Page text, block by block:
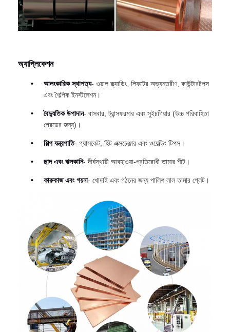
অ্যাপ্লিকেশন
আলংকারিক স্থাপত্য- ওয়াল ক্ল্যাডিং, লিফটের অভ্যন্তরীণ, কাউন্টারটপস
এবং শৈল্পিক ইনস্টলেশন।
বৈদ্যুতিক উপাদান- বাসবার, ট্রান্সফরমার এবং সুইচগিয়ার (উচ্চ পরিবাহিতা
গ্রেডের জন্য)।
শিল্প যন্ত্রপাতি- গ্যাসকেট, হিট এক্সচেঞ্জার এবং ওয়েল্ডিং টিপস।
ছাদ এবং ঝলকানি- দীর্ঘস্থায়ী আবহাওয়া-প্রতিরোধী তামার শীট।
কারুকাজ এবং গয়না- খোদাই এবং গঠনের জন্য পালিশ লাল তামার প্লেট।